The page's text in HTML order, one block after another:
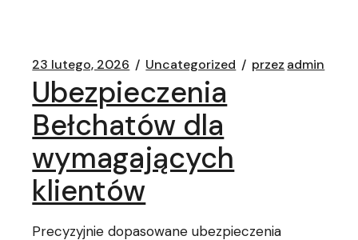
23 lutego, 2026 Uncategorized przez admin
Ubezpieczenia
Bełchatów dla
wymagających
klientów
Precyzyjnie dopasowane ubezpieczenia